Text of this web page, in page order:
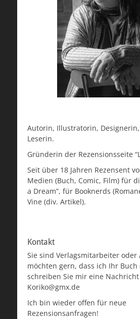
Autorin, Illustratorin,
Leserin.
Gründerin der Rezensionsseite
Seit über 18 Jahren Rezensent
Medien (Buch, Comic, Film) für
a Dream”, für Booknerds
Vine (div. Artikel).
Kontakt
Sie sind Verlagsmitarbeiter oder
möchten gern, dass ich Ihr Buch
schreiben Sie mir eine Nachricht
Koriko@gmx.de
Ich bin wieder offen für neue
Rezensionsanfragen!